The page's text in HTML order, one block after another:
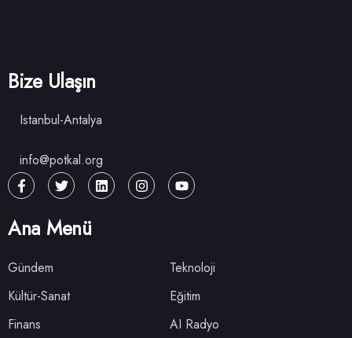
Bize Ulaşın
Istanbul-Antalya
info@potkal.org
Ana Menü
Gündem
Teknoloji
Kültür-Sanat
Eğitim
Finans
AI Radyo